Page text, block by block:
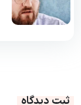
ثبت دیدگاه